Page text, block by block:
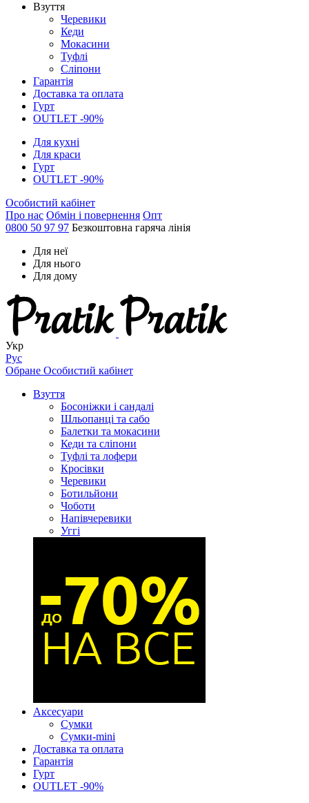
Взуття
Черевики
Кеди
Мокасини
Туфлі
Сліпони
Гарантія
Доставка та оплата
Гурт
OUTLET -90%
Для кухні
Для краси
Гурт
OUTLET -90%
Особистий кабінет
Про нас Обмін і повернення Опт
0800 50 97 97 Безкоштовна гаряча лінія
Для неї
Для нього
Для дому
Укр
Рус
Обране Особистий кабінет
Взуття
Босоніжки і сандалі
Шльопанці та сабо
Балетки та мокасини
Кеди та сліпони
Туфлі та лофери
Кросівки
Черевики
Ботильйони
Чоботи
Напівчеревики
Уггі
Аксесуари
Сумки
Сумки-mini
Доставка та оплата
Гарантія
Гурт
OUTLET -90%